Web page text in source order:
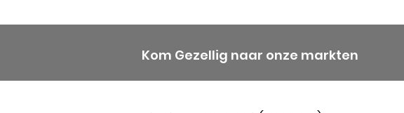
Kom Gezellig naar onze markten